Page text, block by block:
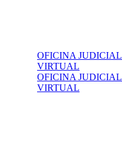
OFICINA JUDICIAL
VIRTUAL
OFICINA JUDICIAL
VIRTUAL